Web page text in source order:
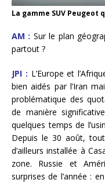
La gamme SUV
AM : Sur le plan
partout ?
JPI : L’Europe et
bien aidés par l’Iran
problématique des
de manière
quelques temps de
Depuis le 30 août,
d’ailleurs installée à
zone. Russie et
surprises de l’année :